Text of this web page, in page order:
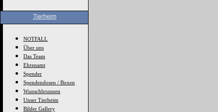
Tierheim
NOTFALL
Über uns
Das Team
Ehrenamt
Spender
Spendendosen / Boxen
Wunschbrunnen
Unser Tierheim
Bilder Gallery